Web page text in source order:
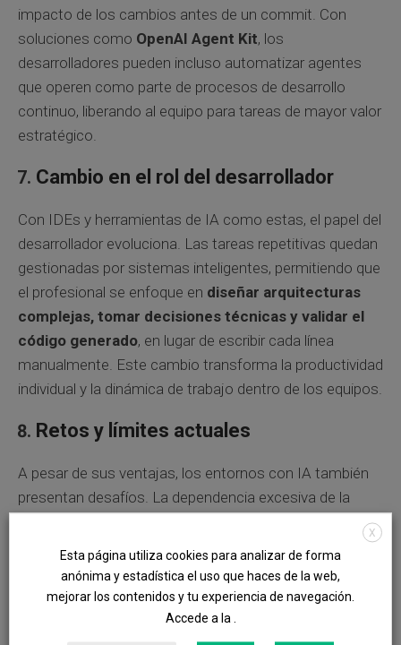
impacto de los cambios antes de un commit. Con
soluciones como OpenAI Agent Kit, los
desarrolladores pueden incluso automatizar agentes
que operen como parte de procesos de desarrollo
continuo, liberando al equipo para tareas de mayor valor
estratégico.
Cambio en el rol del desarrollador
Con IDEs y herramientas de IA como estas, el papel del
desarrollador evoluciona. Las tareas repetitivas quedan
gestionadas por sistemas inteligentes, permitiendo que
el profesional se enfoque en diseñar arquitecturas
complejas, tomar decisiones técnicas y validar el
código generado, en lugar de escribir cada línea
manualmente. Este cambio transforma la productividad
individual y la dinámica de trabajo dentro de los equipos.
Retos y límites actuales
A pesar de sus ventajas, los entornos con IA también
presentan desafíos. La dependencia excesiva de la
profunda del código por parte del desarrollador, y cada
sugerencia generadadebe revisarse
cuidadosamentepara garantizar calidad, seguridad y
cumplimiento de estándares internos. Además,
X
Esta página utiliza cookies para analizar de forma
anónima y estadística el uso que haces de la web,
mejorar los contenidos y tu experiencia de navegación.
Accede a la .